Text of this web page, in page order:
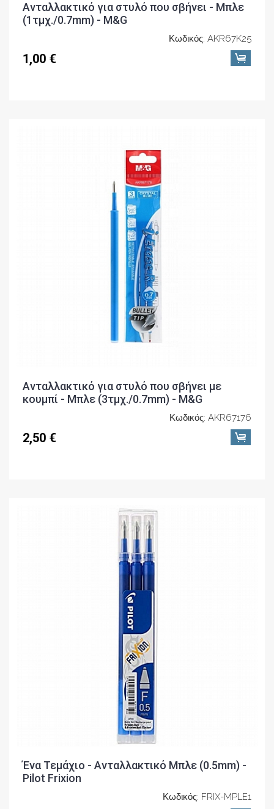
Ανταλλακτικό για στυλό που σβήνει - Μπλε
(1τμχ./0.7mm) - M&G
Κωδικός: AKR67K25
1,00 €
Ανταλλακτικό για στυλό που σβήνει με
κουμπί - Μπλε (3τμχ./0.7mm) - M&G
Κωδικός: AKR67176
2,50 €
Ένα Τεμάχιο - Ανταλλακτικό Μπλε (0.5mm) -
Pilot Frixion
Κωδικός: FRIX-MPLE1